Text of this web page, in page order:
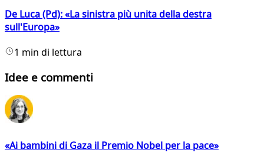
De Luca (Pd): «La sinistra più unita della destra
sull'Europa»
1 min di lettura
Idee e commenti
«Ai bambini di Gaza il Premio Nobel per la pace»